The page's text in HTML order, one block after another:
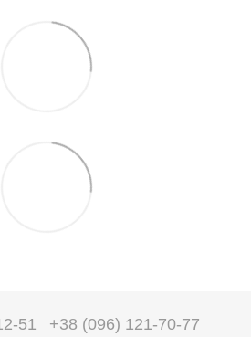
51 +38 (096) 121-70-77